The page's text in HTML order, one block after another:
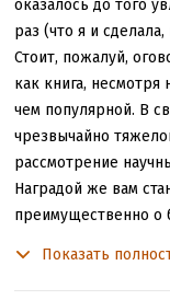
если надолго книгу
выгодно отличающее
эволюцию, как
обладать
математики, умение
Я вас, наверное,
книгу может
ее краткое
"Происхождением
оказалось до того
раз (что я и
Стоит, пожалуй,
как книга,
чем популярной. В
чрезвычайно
рассмотрение
Наградой же вам
преимущественно о
Показать